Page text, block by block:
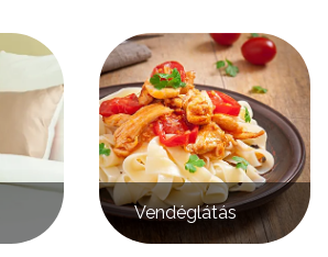
Vendéglátás
Kép